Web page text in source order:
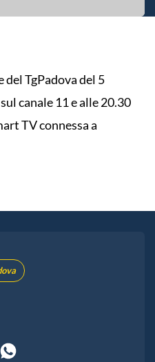
TgPadova del 5
canale 11 e alle 20.30
TV connessa a